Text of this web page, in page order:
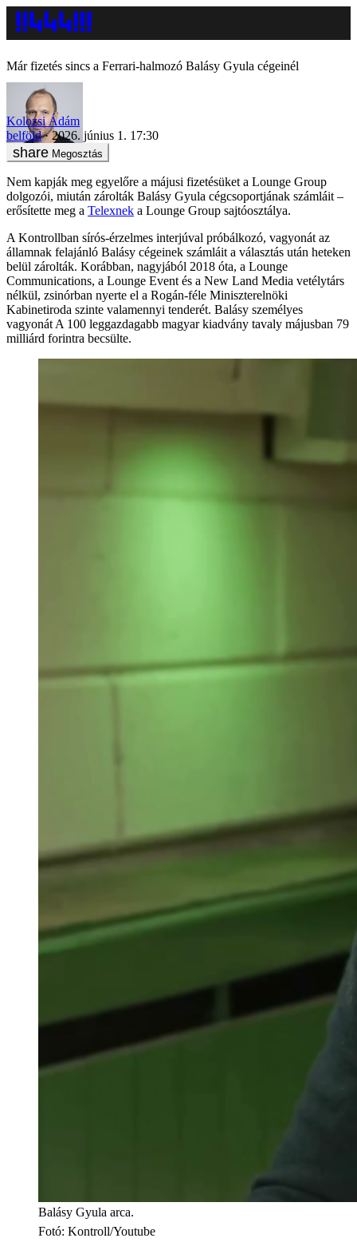
Már fizetés sincs a Ferrari-halmozó Balásy Gyula cégeinél
Kolozsi Ádám
belföld
2026. június 1. 17:30
Megosztás
Nem kapják meg egyelőre a májusi fizetésüket a Lounge Group
dolgozói, miután zárolták Balásy Gyula cégcsoportjának számláit –
erősítette meg a Telexnek a Lounge Group sajtóosztálya.
A Kontrollban sírós-érzelmes interjúval próbálkozó, vagyonát az
államnak felajánló Balásy cégeinek számláit a választás után heteken
belül zárolták. Korábban, nagyjából 2018 óta, a Lounge
Communications, a Lounge Event és a New Land Media vetélytárs
nélkül, zsinórban nyerte el a Rogán-féle Miniszterelnöki
Kabinetiroda szinte valamennyi tenderét. Balásy személyes
vagyonát A 100 leggazdagabb magyar kiadvány tavaly májusban 79
milliárd forintra becsülte.
Balásy Gyula arca.
Fotó: Kontroll/Youtube